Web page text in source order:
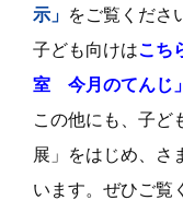
示」 をご覧くださ
子ども向けはこち
室 今月のてんじ」
この他にも、子ど
展」をはじめ、さ
います。ぜひご覧